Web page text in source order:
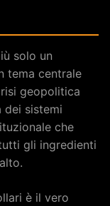
solo un
tema centrale
geopolitica
dei sistemi
che
gli ingredienti
è il vero